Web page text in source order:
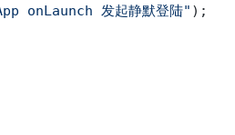
onLaunch 发起静默登陆" );